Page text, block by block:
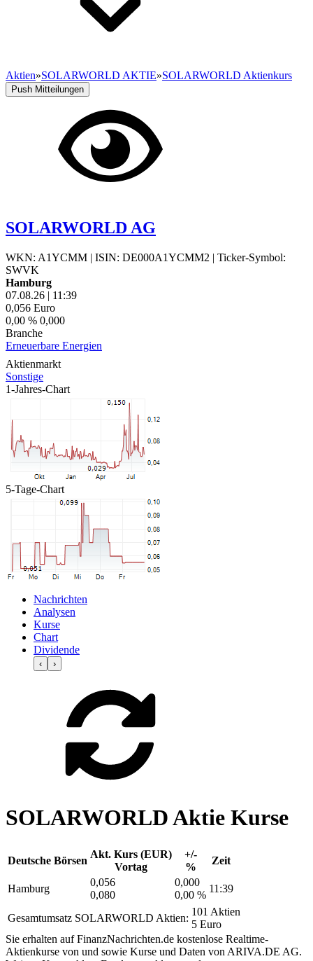
Aktien»SOLARWORLD AKTIE»SOLARWORLD Aktienkurs
Push Mitteilungen
SOLARWORLD AG
WKN: A1YCMM | ISIN: DE000A1YCMM2 | Ticker-Symbol:
SWVK
Hamburg
07.08.26 | 11:39
0,056 Euro
0,00 % 0,000
Branche
Erneuerbare Energien
Aktienmarkt
Sonstige
1-Jahres-Chart
5-Tage-Chart
Nachrichten
Analysen
Kurse
Chart
Dividende
‹ ›
SOLARWORLD Aktie Kurse
Deutsche Börsen
Akt. Kurs (EUR)
Vortag
+/-
%
Zeit
Hamburg
0,056
0,080
0,000
0,00 %
11:39
Gesamtumsatz SOLARWORLD Aktien:
101 Aktien
5 Euro
Sie erhalten auf FinanzNachrichten.de kostenlose Realtime-
Aktienkurse von und sowie Kurse und Daten von ARIVA.DE AG.